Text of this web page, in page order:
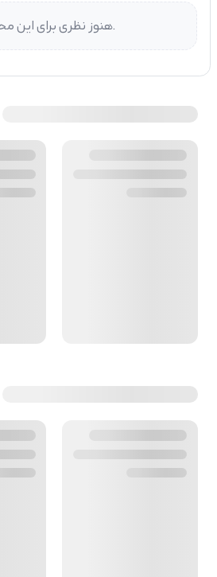
هنوز نظری برای این محصول ثبت نشده است.